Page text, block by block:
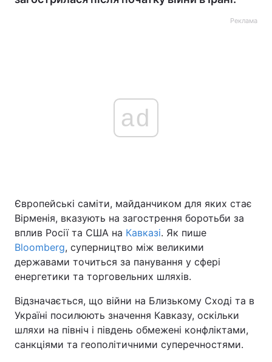
Україна Політика
Економіка Світ
Спорт Наука
Зброя Інциденти
Здоров'я Туризм
Реклама
ad
Європейські саміти, майданчиком для яких стає
Вірменія, вказують на загострення боротьби за
вплив Росії та США на Кавказі. Як пише
Bloomberg, суперництво між великими
державами точиться за панування у сфері
енергетики та торговельних шляхів.
Відзначається, що війни на Близькому Сході та в
Україні посилюють значення Кавказу, оскільки
шляхи на північ і південь обмежені конфліктами,
санкціями та геополітичними суперечностями.